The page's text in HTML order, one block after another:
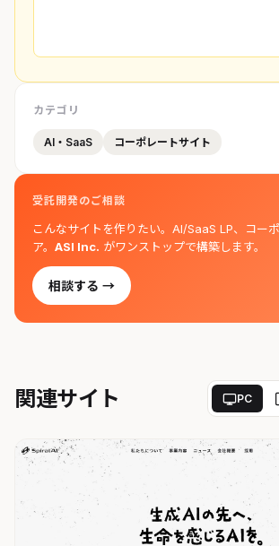
カテゴリ
AI・SaaS コーポレートサイト
受託開発のご相談
こんなサイトを作りたい。AI/SaaS LP、コー
ア。 ASI Inc. がワンストップで構築します。
相談する →
関連サイト PC